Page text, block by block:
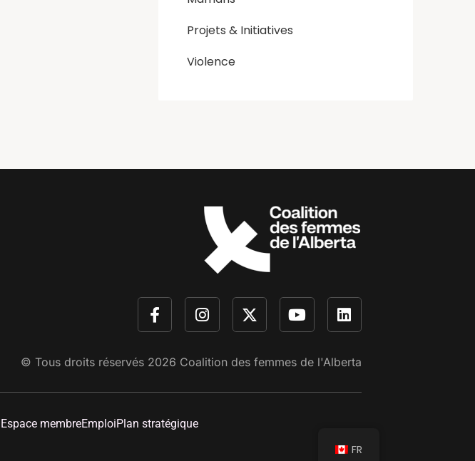
Projets & Initiatives
Violence
© Tous droits réservés 2026 Coalition des femmes de l'Alberta
Espace membreEmploiPlan stratégique
FR